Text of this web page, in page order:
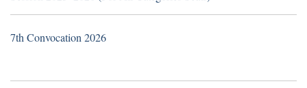
10 March2026 (Important Notice
7th Convocation 2026